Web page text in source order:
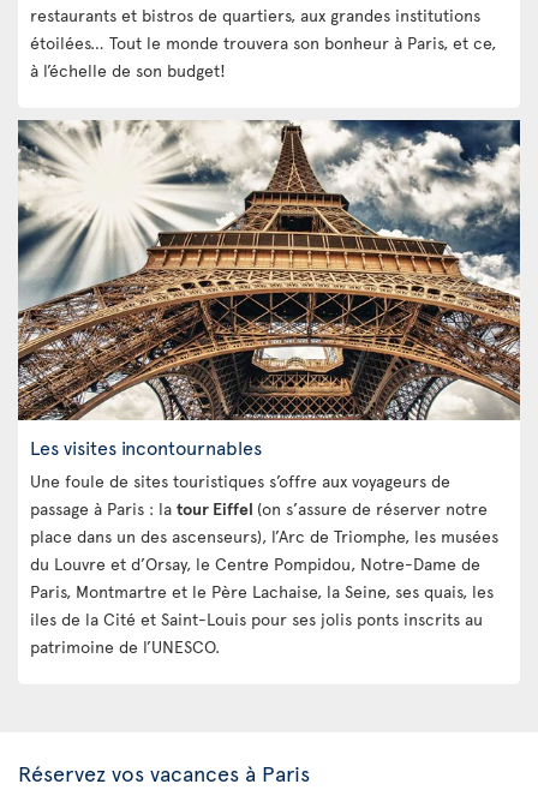
restaurants et bistros de quartiers, aux grandes institutions
étoilées… Tout le monde trouvera son bonheur à Paris, et ce,
à l’échelle de son budget!
Les visites incontournables
Une foule de sites touristiques s’offre aux voyageurs de
passage à Paris : la tour Eiffel (on s’assure de réserver notre
place dans un des ascenseurs), l’Arc de Triomphe, les musées
du Louvre et d’Orsay, le Centre Pompidou, Notre-Dame de
Paris, Montmartre et le Père Lachaise, la Seine, ses quais, les
iles de la Cité et Saint-Louis pour ses jolis ponts inscrits au
patrimoine de l’UNESCO.
Réservez vos vacances à Paris